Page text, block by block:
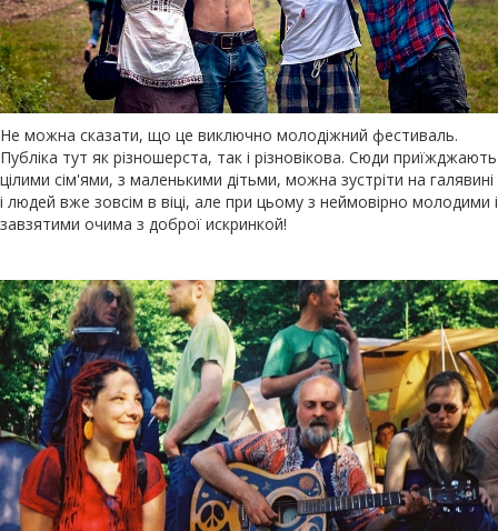
Не можна сказати, що це виключно молодіжний фестиваль.
Публіка тут як різношерста, так і різновікова. Сюди приїжджають
цілими сім'ями, з маленькими дітьми, можна зустріти на галявині
і людей вже зовсім в віці, але при цьому з неймовірно молодими і
завзятими очима з доброї искринкой!